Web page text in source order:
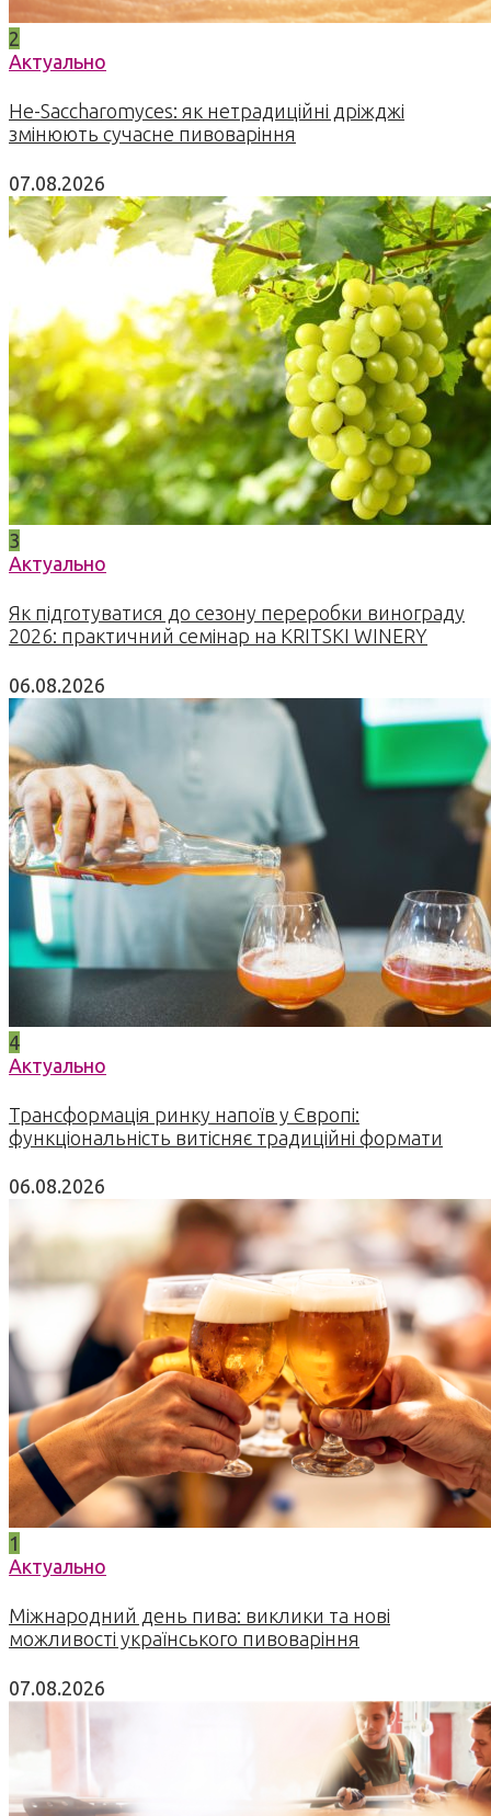
2
Актуально
Не-Saccharomyces: як нетрадиційні дріжджі
змінюють сучасне пивоваріння
07.08.2026
3
Актуально
Як підготуватися до сезону переробки винограду
2026: практичний семінар на KRITSKI WINERY
06.08.2026
4
Актуально
Трансформація ринку напоїв у Європі:
функціональність витісняє традиційні формати
06.08.2026
1
Актуально
Міжнародний день пива: виклики та нові
можливості українського пивоваріння
07.08.2026